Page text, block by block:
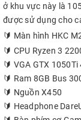
ở khu vực này là
được sử dụng cho
🔰 Màn hình HKC
🔰 CPU Ryzen 3
🔰 VGA GTX 1050Ti
🔰 Ram 8GB Bus
🔰 Nguồn X450
🔰 Headphone